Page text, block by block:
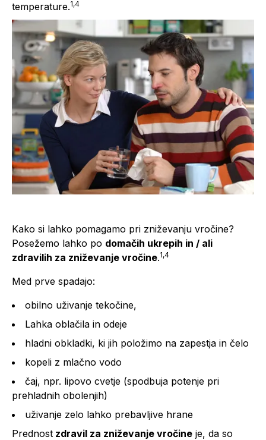
temperature.1,4
Kako si lahko pomagamo pri zniževanju vročine?
Posežemo lahko po domačih ukrepih in / ali
zdravilih za zniževanje vročine.1,4
Med prve spadajo:
obilno uživanje tekočine,
Lahka oblačila in odeje
hladni obkladki, ki jih položimo na zapestja in čelo
kopeli z mlačno vodo
čaj, npr. lipovo cvetje (spodbuja potenje pri
prehladnih obolenjih)
uživanje zelo lahko prebavljive hrane
Prednost zdravil za zniževanje vročine je, da so